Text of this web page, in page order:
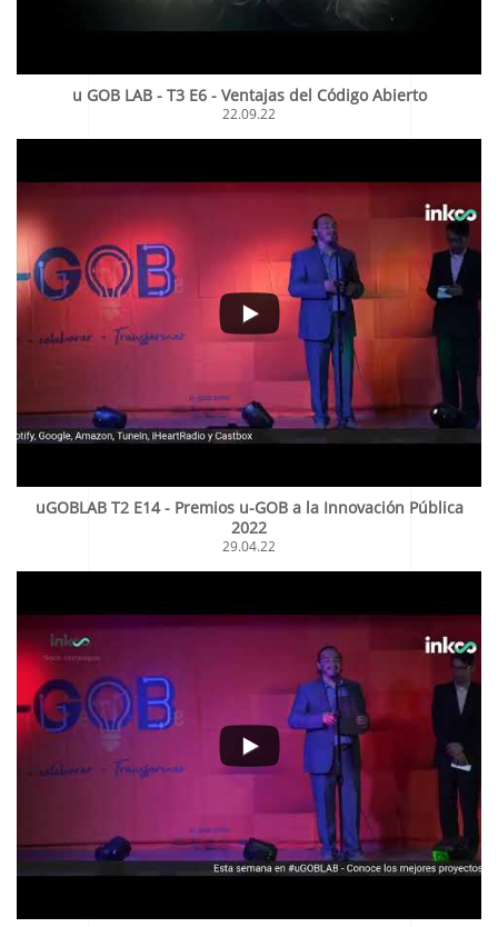
u GOB LAB - T3 E6 - Ventajas del Código Abierto
22.09.22
uGOBLAB T2 E14 - Premios u-GOB a la Innovación Pública
2022
29.04.22